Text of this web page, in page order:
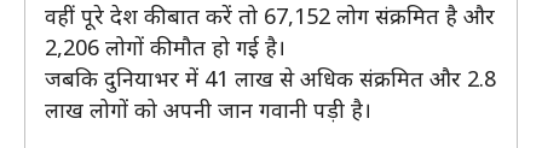
वहीं पूरे देश की बात करें तो 67,152 लोग संक्रमित है और
2,206 लोगों की मौत हो गई है।
जबकि दुनियाभर में 41 लाख से अधिक संक्रमित और 2.8
लाख लोगों को अपनी जान गवानी पड़ी है।